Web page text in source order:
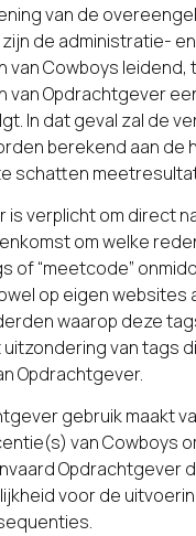
van de
de administratie- en
van Cowboys leidend,
van Opdrachtgever
In dat geval zal de
berekend aan de
schatten
is verplicht om direct
om welke
of “meetcode”
op eigen websites
waarop deze
van tags
Opdrachtgever.
gebruik maakt
van Cowboys
Opdrachtgever
voor de